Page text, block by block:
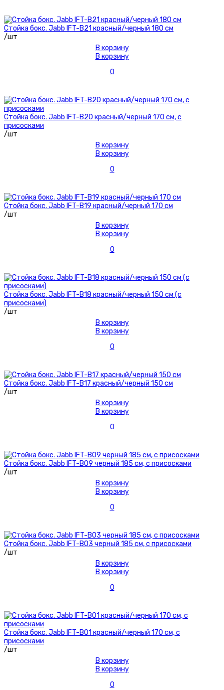
Стойка бокс. Jabb IFT-B21 красный/черный 180 см
/шт
В корзину
В корзину
0
Стойка бокс. Jabb IFT-B20 красный/черный 170 см, с
присосками
/шт
В корзину
В корзину
0
Стойка бокс. Jabb IFT-B19 красный/черный 170 см
/шт
В корзину
В корзину
0
Стойка бокс. Jabb IFT-B18 красный/черный 150 см (с
присосками)
/шт
В корзину
В корзину
0
Стойка бокс. Jabb IFT-B17 красный/черный 150 см
/шт
В корзину
В корзину
0
Стойка бокс. Jabb IFT-B09 черный 185 см, с присосками
/шт
В корзину
В корзину
0
Стойка бокс. Jabb IFT-B03 черный 185 см, с присосками
/шт
В корзину
В корзину
0
Стойка бокс. Jabb IFT-B01 красный/черный 170 см, с
присосками
/шт
В корзину
В корзину
0